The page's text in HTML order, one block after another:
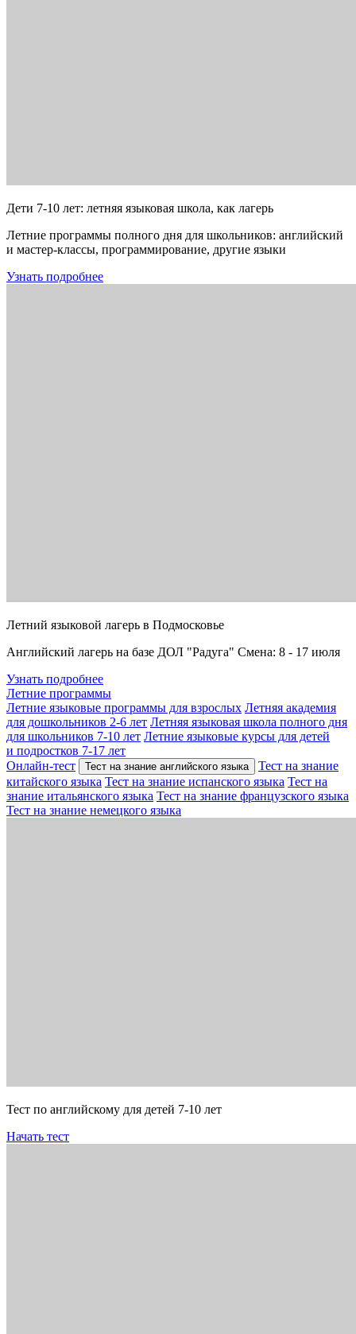
Дети 7-10 лет: летняя языковая школа, как лагерь
Летние программы полного дня для школьников: английский
и мастер-классы, программирование, другие языки
Узнать подробнее
Летний языковой лагерь в Подмосковье
Английский лагерь на базе ДОЛ "Радуга" Смена: 8 - 17 июля
Узнать подробнее
Летние программы
Летние языковые программы для взрослых Летняя академия
для дошкольников 2-6 лет Летняя языковая школа полного дня
для школьников 7-10 лет Летние языковые курсы для детей
и подростков 7-17 лет
Онлайн-тест
Тест на знание английского языка
Тест на знание
китайского языка Тест на знание испанского языка Тест на
знание итальянского языка Тест на знание французского языка
Тест на знание немецкого языка
Тест по английскому для детей 7-10 лет
Начать тест